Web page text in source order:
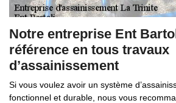
Notre entreprise Ent
référence en tous travaux
d’assainissement
Si vous voulez avoir un système
fonctionnel et durable, nous vous